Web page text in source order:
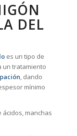
DEL
es un tipo de
un tratamiento
, dando
mínimo
manchas